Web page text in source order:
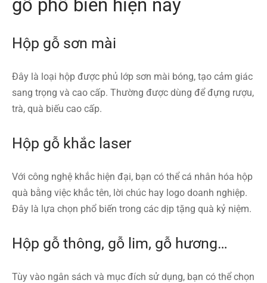
gỗ phổ biến hiện nay
Hộp gỗ sơn mài
Đây là loại hộp được phủ lớp sơn mài bóng, tạo cảm giác
sang trọng và cao cấp. Thường được dùng để đựng rượu,
trà, quà biếu cao cấp.
Hộp gỗ khắc laser
Với công nghệ khắc hiện đại, bạn có thể cá nhân hóa hộp
quà bằng việc khắc tên, lời chúc hay logo doanh nghiệp.
Đây là lựa chọn phổ biến trong các dịp tặng quà kỷ niệm.
Hộp gỗ thông, gỗ lim, gỗ hương…
Tùy vào ngân sách và mục đích sử dụng, bạn có thể chọn